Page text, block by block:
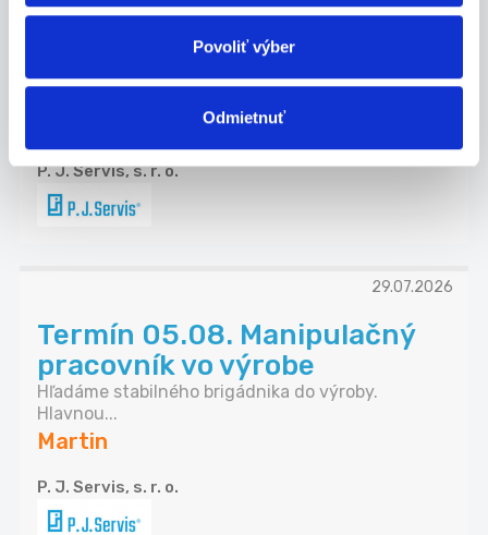
Povoliť výber
Odmietnuť
Termín 04.08. Manipulačný
pracovník vo výrobe
Hľadáme stabilného brigádnika do výroby.
P. J. Servis, s. r. o.
29.07.2026
Termín 05.08. Manipulačný
pracovník vo výrobe
Hľadáme stabilného brigádnika do výroby.
Hlavnou...
Martin
P. J. Servis, s. r. o.